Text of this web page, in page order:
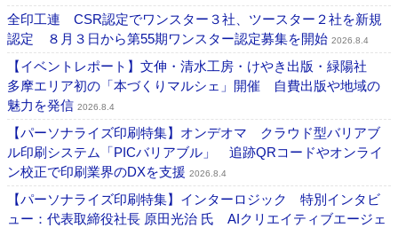
全印工連 CSR認定でワンスター３社、ツースター２社を新規
認定 ８月３日から第55期ワンスター認定募集を開始 2026.8.4
【イベントレポート】文伸・清水工房・けやき出版・緑陽社
多摩エリア初の「本づくりマルシェ」開催 自費出版や地域の
魅力を発信 2026.8.4
【パーソナライズ印刷特集】オンデオマ クラウド型バリアブ
ル印刷システム「PICバリアブル」 追跡QRコードやオンライ
ン校正で印刷業界のDXを支援 2026.8.4
【パーソナライズ印刷特集】インターロジック 特別インタビ
ュー：代表取締役社長 原田光治 氏 AIクリエイティブエージェ